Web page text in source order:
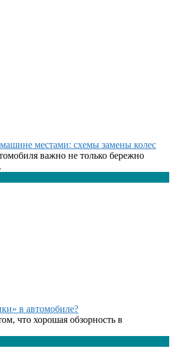
местами: схемы замены колес
важно не только бережно
в автомобиле?
что хорошая обзорность в